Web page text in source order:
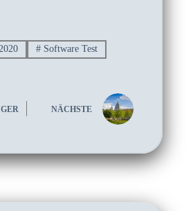
#Software Test
NÄCHSTE